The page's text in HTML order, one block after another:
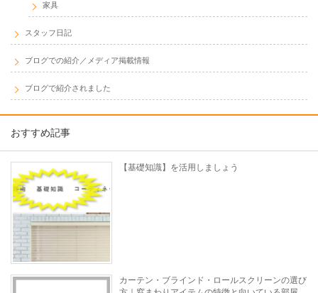
家具
スタッフ日記
ブログでの紹介／メディア掲載情報
ブログで紹介されました
おすすめ記事
【基礎知識】を活用しましょう
カーテン・ブラインド・ロールスクリーンの選び